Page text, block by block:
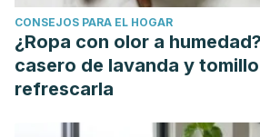
CONSEJOS PARA EL HOGAR
¿Ropa con olor a
casero de lavanda y
refrescarla